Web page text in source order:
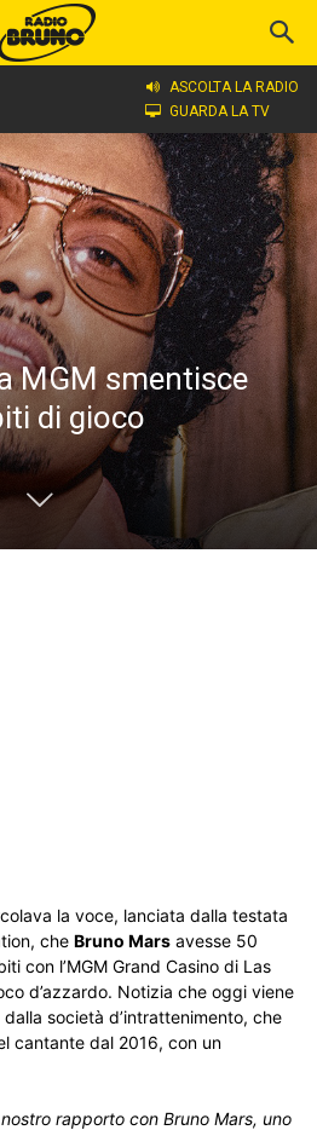
ASCOLTA LA RADIO
GUARDA LA TV
MGM smentisce
di gioco
la voce, lanciata dalla testata
che Bruno Mars avesse 50
con l’MGM Grand Casino di Las
d’azzardo. Notizia che oggi viene
società d’intrattenimento, che
cantante dal 2016, con un
rapporto con Bruno Mars, uno